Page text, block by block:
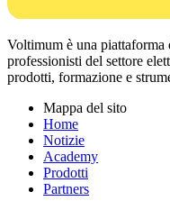
Voltimum è una
professionisti del settore
prodotti, formazione e
Mappa del sito
Home
Notizie
Academy
Prodotti
Partners